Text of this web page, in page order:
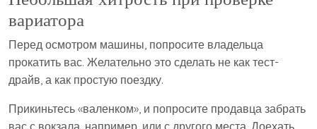
вариатора
Перед осмотром машины, попросите владельца
прокатить вас. Желательно это сделать не как тест-
драйв, а как простую поездку.
Прикиньтесь «валенком», и попросите продавца забрать